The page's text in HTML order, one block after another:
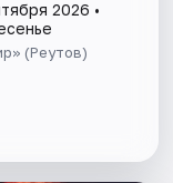
2026 •
(Реутов)